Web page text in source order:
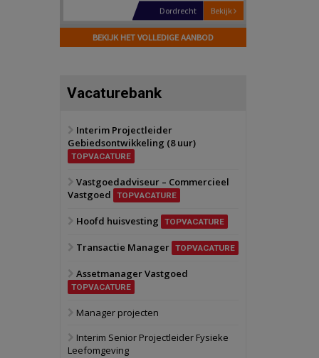
Bekijk
Hilversum
17 september 2026
Voormalig
Zwanenburg
6 oktober 2026
Oranje
28 september 2026
bedrijventerrein
Bekijk
Schuinesloot
BEKIJK HET VOLLEDIGE AANBOD
Vacaturebank
Interim Projectleider
Gebiedsontwikkeling (8 uur)
TOPVACATURE
Vastgoedadviseur – Commercieel
Vastgoed
TOPVACATURE
Hoofd huisvesting TOPVACATURE
Transactie Manager TOPVACATURE
Assetmanager Vastgoed
TOPVACATURE
Manager projecten
Interim Senior Projectleider Fysieke
Leefomgeving